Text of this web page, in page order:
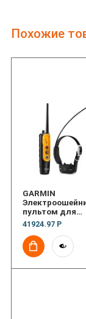
Похожие
GARMIN
пультом для
тренировки
Trashbreaker™
41924.97 Р